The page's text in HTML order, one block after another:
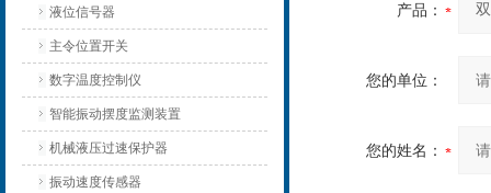
液位信号器
主令位置开关
数字温度控制仪
智能振动摆度监测装置
机械液压过速保护器
振动速度传感器
产品：
您的单位：
您的姓名：